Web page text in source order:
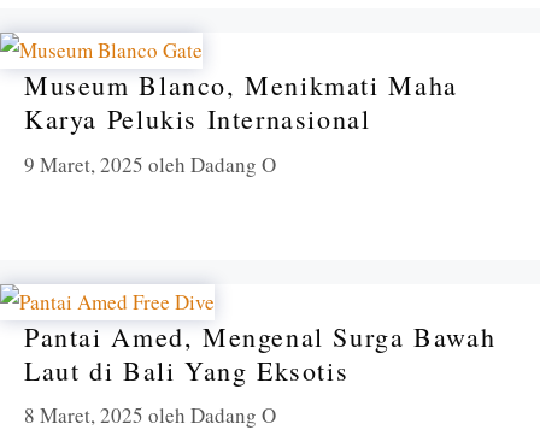
Museum Blanco, Menikmati Maha
Karya Pelukis Internasional
9 Maret, 2025 oleh Dadang O
Pantai Amed, Mengenal Surga Bawah
Laut di Bali Yang Eksotis
8 Maret, 2025 oleh Dadang O